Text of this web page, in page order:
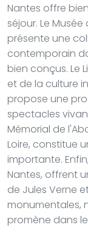
Nantes offre
séjour. Le
présente une
contemporain
bien conçus. Le
et de la culture
propose une
spectacles
Mémorial de
Loire, constitue
importante.
Nantes, offrent
de Jules Verne
monumentales,
promène dans